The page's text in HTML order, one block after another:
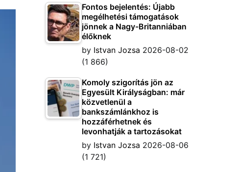
Fontos bejelentés: Újabb
megélhetési támogatások
jönnek a Nagy-Britanniában
élőknek
by Istvan Jozsa 2026-08-02
(1 866)
Komoly szigorítás jön az
Egyesült Királyságban: már
közvetlenül a
bankszámlánkhoz is
hozzáférhetnek és
levonhatják a tartozásokat
by Istvan Jozsa 2026-08-06
(1 721)